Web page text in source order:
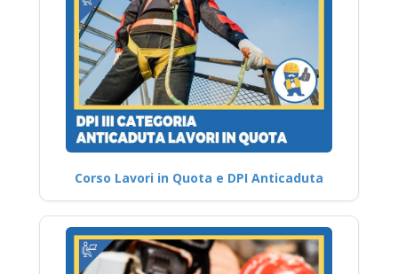
Corso Lavori in Quota e DPI Anticaduta